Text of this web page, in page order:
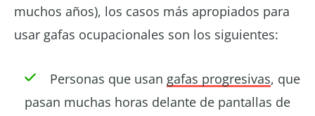
muchos años), los casos más apropiados para
usar gafas ocupacionales son los siguientes:
Personas que usan gafas progresivas, que
pasan muchas horas delante de pantallas de